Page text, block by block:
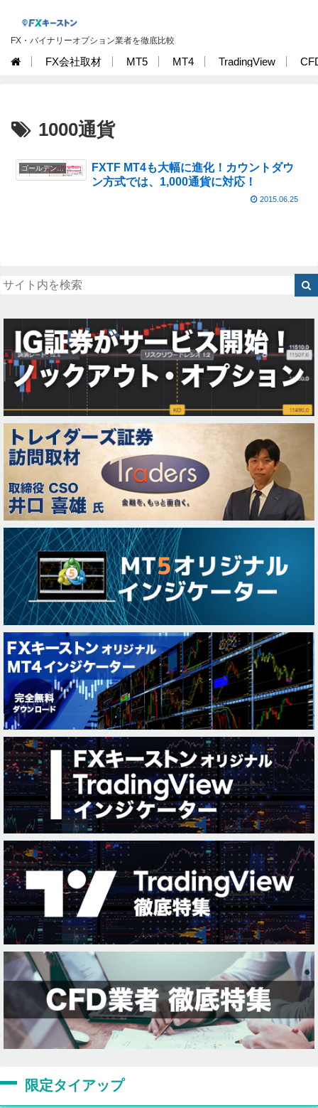
FX・バイナリーオプション業者を徹底比較
FX会社取材 MT5 MT4 TradingView
1000通貨
ゴールデンウェイ・ジャパン徹底特集
FXTF MT4も大幅に進化！カウントダウ
ン方式では、1,000通貨に対応！
2015.06.25
限定タイアップ